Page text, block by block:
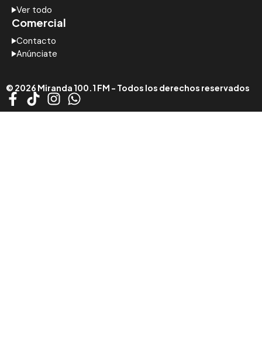
Ver todo
Comercial
Contacto
Anúnciate
© 2026 Miranda 100.1 FM - Todos los derechos reservados